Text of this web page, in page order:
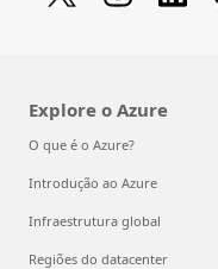
Explore o Azure
O que é o Azure?
Introdução ao Azure
Infraestrutura global
Regiões do datacenter